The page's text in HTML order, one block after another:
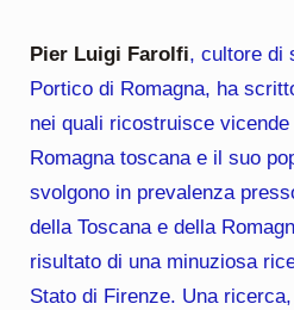
Pier Luigi Farolfi, cultore di
Portico di Romagna, ha
nei quali ricostruisce
Romagna toscana e il suo
svolgono in prevalenza
della Toscana e della
risultato di una minuziosa
Stato di Firenze. Una